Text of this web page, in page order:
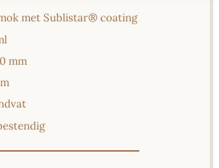
met Sublistar® coating
mm